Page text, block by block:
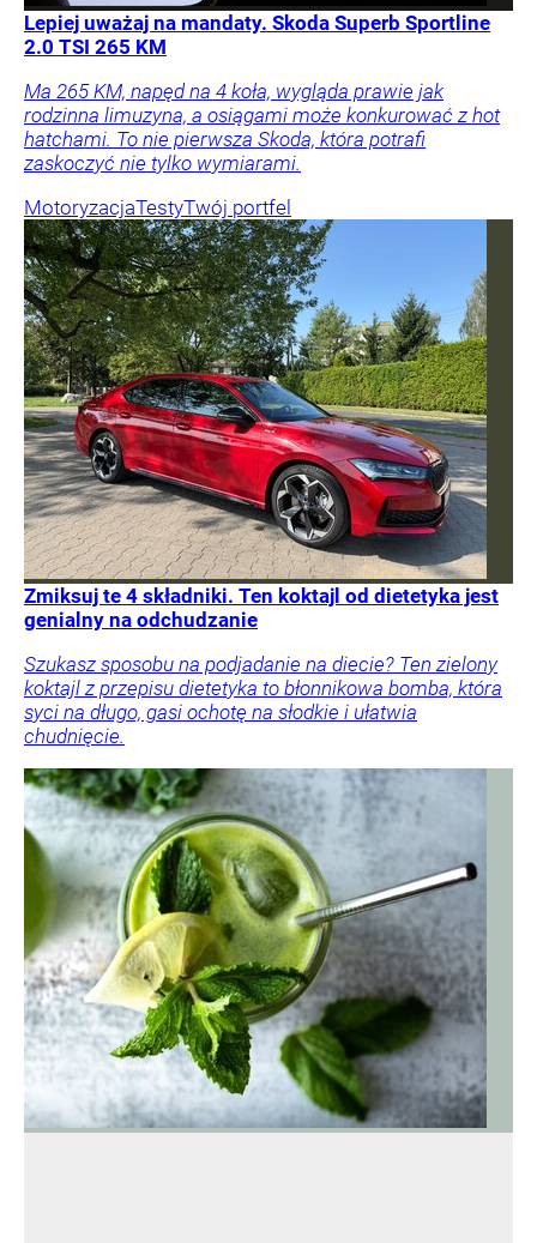
Lepiej uważaj na mandaty. Skoda Superb Sportline
2.0 TSI 265 KM
Ma 265 KM, napęd na 4 koła, wygląda prawie jak
rodzinna limuzyna, a osiągami może konkurować z hot
hatchami. To nie pierwsza Skoda, która potrafi
zaskoczyć nie tylko wymiarami.
MotoryzacjaTestyTwój portfel
Zmiksuj te 4 składniki. Ten koktajl od dietetyka jest
genialny na odchudzanie
Szukasz sposobu na podjadanie na diecie? Ten zielony
koktajl z przepisu dietetyka to błonnikowa bomba, która
syci na długo, gasi ochotę na słodkie i ułatwia
chudnięcie.